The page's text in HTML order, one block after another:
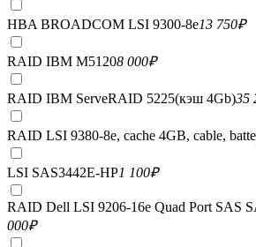
HBA BROADCOM LSI 9300-8e13 750₽
RAID IBM M51208 000₽
RAID IBM ServeRAID 5225(кэш 4Gb)35
RAID LSI 9380-8e, сache 4GB, cable,
LSI SAS3442E-HP1 100₽
RAID Dell LSI 9206-16e Quad Port SAS
000₽